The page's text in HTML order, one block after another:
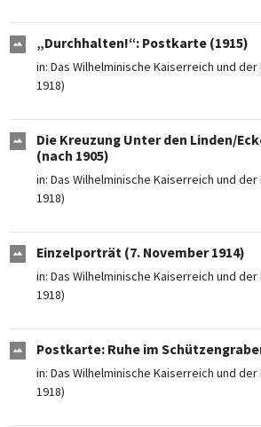
„Durchhalten!“: Postkarte (1915)
in: Das Wilhelminische Kaiserreich und
1918)
Die Kreuzung Unter den Linden/
(nach 1905)
in: Das Wilhelminische Kaiserreich und
1918)
Einzelporträt (7. November 1914)
in: Das Wilhelminische Kaiserreich und
1918)
Postkarte: Ruhe im
in: Das Wilhelminische Kaiserreich und
1918)